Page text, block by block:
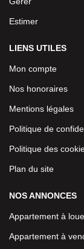
Estimer
LIENS UTILES
Mon compte
Nos honoraires
Mentions légales
Politique de
Politique des
Plan du site
NOS ANNONCES
Appartement à
Appartement à